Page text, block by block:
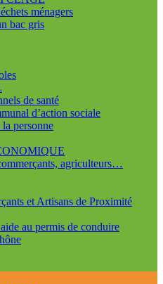
ménagers
bac gris
de santé
d’action sociale
personne
agriculteurs…
et Artisans de Proximité
au permis de conduire